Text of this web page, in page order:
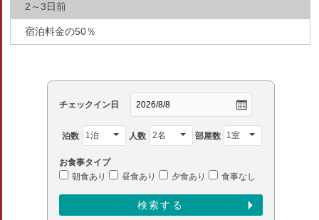
2～3日前
宿泊料金の50％
チェックイン日
泊数 人数 部屋数
お食事タイプ
朝食あり
昼食あり 夕食あり 食事なし